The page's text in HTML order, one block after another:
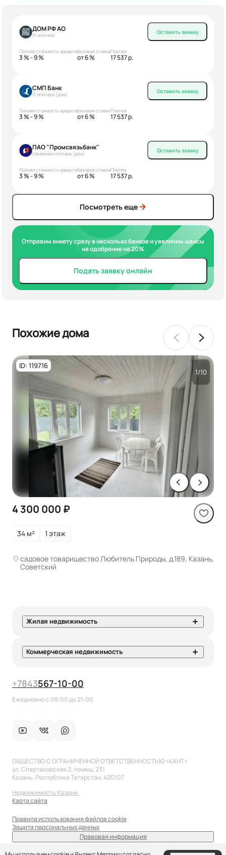
ДОМ РФ АО
IT-ипотека
Полная стоимость кредита
3 % - 9 %
Базовая ставка
от 6 %
Платеж
17 537 р.
Оставить заявку
СМП Банк
IT-ипотека (дом)
Полная стоимость кредита
3 % - 9 %
Базовая ставка
от 6 %
Платеж
17 537 р.
Оставить заявку
ПАО "Промсвязьбанк"
Семейная ипотека (дом)
Полная стоимость кредита
3 % - 9 %
Базовая ставка
от 6 %
Платеж
17 537 р.
Оставить заявку
Посмотреть еще
Отправим анкету сразу в несколько банков и увеличим шансы
на одобрение на 20%
Подать заявку онлайн
Похожие дома
ID: 119716
1/10
4 300 000 ₽
34 м² 1 этаж
садовое товарищество Любитель Природы, д.189, Казань,
Советский
Жилая недвижимость
Коммерческая недвижимость
+7843567-10-00
Ежедневно с 08:00 до 21:00
ОБЩЕСТВО С ОГРАНИЧЕННОЙ ОТВЕТСТВЕННОСТЬЮ «КАНТ»
ул. Спартаковская 2, помещ. 231
Казань, Республика Татарстан, 420107
Недвижимость Казани.
Карта сайта
Правила использования файлов cookie
Защита персональных данных
Правовая информация